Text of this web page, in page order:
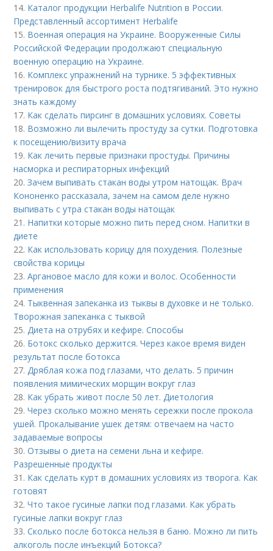
14. Каталог продукции Herbalife Nutrition в России.
Представленный ассортимент Herbalife
15. Военная операция на Украине. Вооруженные Силы
Российской Федерации продолжают специальную
военную операцию на Украине.
16. Комплекс упражнений на турнике. 5 эффективных
тренировок для быстрого роста подтягиваний. Это нужно
знать каждому
17. Как сделать пирсинг в домашних условиях. Советы
18. Возможно ли вылечить простуду за сутки. Подготовка
к посещению/визиту врача
19. Как лечить первые признаки простуды. Причины
насморка и респираторных инфекций
20.Зачем выпивать стакан воды утром натощак. Врач
Кононенко рассказала, зачем на самом деле нужно
выпивать с утра стакан воды натощак
21. Напитки которые можно пить перед сном. Напитки в
диете
22. Как использовать корицу для похудения. Полезные
свойства корицы
23.Аргановое масло для кожи и волос. Особенности
применения
24. Тыквенная запеканка из тыквы в духовке и не только.
Творожная запеканка с тыквой
25.Диета на отрубях и кефире. Способы
26. Ботокс сколько держится. Через какое время виден
результат после ботокса
27.Дряблая кожа под глазами, что делать. 5 причин
появления мимических морщин вокруг глаз
28. Как убрать живот после 50 лет. Диетология
29.Через сколько можно менять сережки после прокола
ушей. Прокалывание ушек детям: отвечаем на часто
задаваемые вопросы
30.Отзывы о диета на семени льна и кефире.
Разрешенные продукты
31. Как сделать курт в домашних условиях из творога. Как
готовят
32.Что такое гусиные лапки под глазами. Как убрать
гусиные лапки вокруг глаз
33.Сколько после ботокса нельзя в баню. Можно ли пить
алкоголь после инъекций Ботокса?